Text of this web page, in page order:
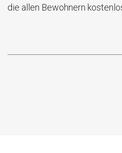
die allen Bewohnern